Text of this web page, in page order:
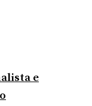
e